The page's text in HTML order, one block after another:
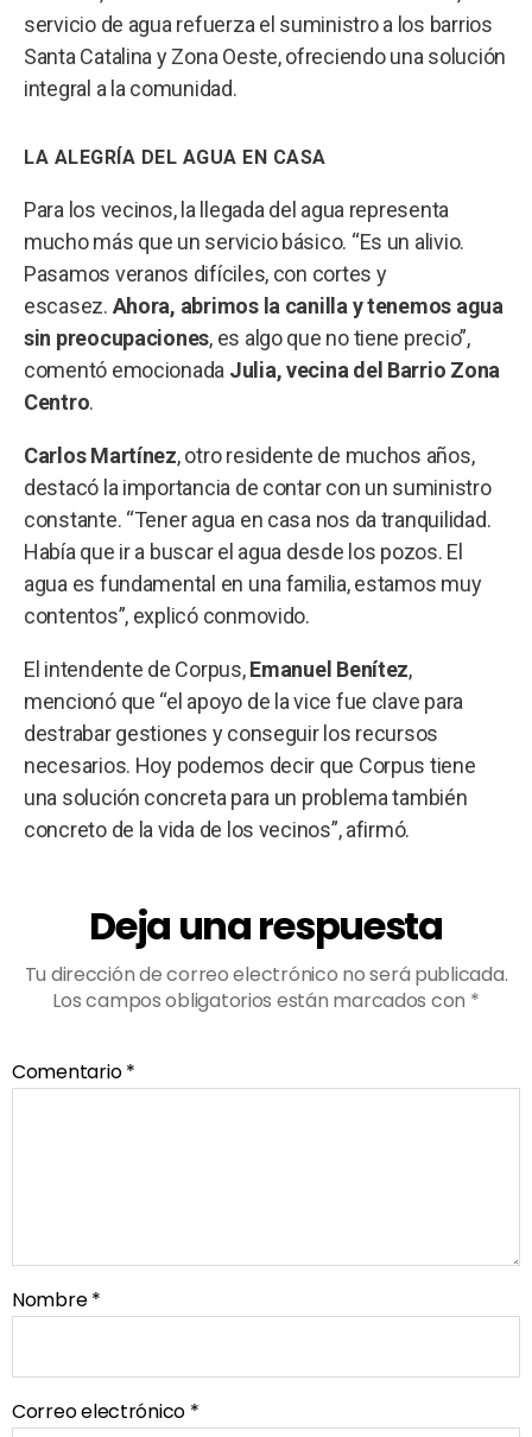
servicio de agua refuerza el suministro a los barrios
Santa Catalina y Zona Oeste, ofreciendo una solución
integral a la comunidad.
LA ALEGRÍA DEL AGUA EN CASA
Para los vecinos, la llegada del agua representa
mucho más que un servicio básico. “Es un alivio.
Pasamos veranos difíciles, con cortes y
escasez. Ahora, abrimos la canilla y tenemos agua
sin preocupaciones, es algo que no tiene precio”,
comentó emocionada Julia, vecina del Barrio Zona
Centro.
Carlos Martínez, otro residente de muchos años,
destacó la importancia de contar con un suministro
constante. “Tener agua en casa nos da tranquilidad.
Había que ir a buscar el agua desde los pozos. El
agua es fundamental en una familia, estamos muy
contentos”, explicó conmovido.
El intendente de Corpus,Emanuel Benítez,
mencionó que “el apoyo de la vice fue clave para
destrabar gestiones y conseguir los recursos
necesarios. Hoy podemos decir que Corpus tiene
una solución concreta para un problema también
concreto de la vida de los vecinos”, afirmó.
Deja una respuesta
Tu dirección de correo electrónico no será publicada.
Los campos obligatorios están marcados con *
Comentario*
Nombre*
Correo electrónico *